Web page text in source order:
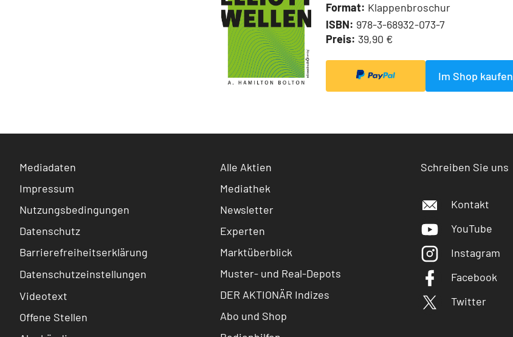
Format: Klappenbroschur
ISBN: 978-3-68932-073-7
Preis: 39,90 €
Im Shop kaufen
Mediadaten
Impressum
Nutzungsbedingungen
Datenschutz
Barrierefreiheitserklärung
Datenschutzeinstellungen
Videotext
Offene Stellen
Alle Aktien
Mediathek
Newsletter
Experten
Marktüberblick
Muster- und Real-Depots
DER AKTIONÄR Indizes
Abo und Shop
Schreiben Sie uns
Kontakt
YouTube
Instagram
Facebook
Twitter